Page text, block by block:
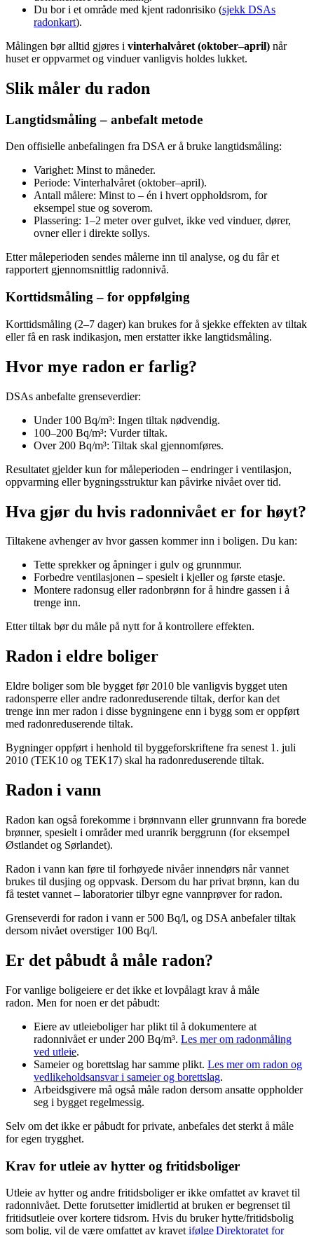
Du bor i et område med kjent radonrisiko (sjekk DSAs
radonkart).
Målingen bør alltid gjøres i vinterhalvåret (oktober–april) når
huset er oppvarmet og vinduer vanligvis holdes lukket.
Slik måler du radon
Langtidsmåling – anbefalt metode
Den offisielle anbefalingen fra DSA er å bruke langtidsmåling:
Varighet: Minst to måneder.
Periode: Vinterhalvåret (oktober–april).
Antall målere: Minst to – én i hvert oppholdsrom, for
eksempel stue og soverom.
Plassering: 1–2 meter over gulvet, ikke ved vinduer, dører,
ovner eller i direkte sollys.
Etter måleperioden sendes målerne inn til analyse, og du får et
rapportert gjennomsnittlig radonnivå.
Korttidsmåling – for oppfølging
Korttidsmåling (2–7 dager) kan brukes for å sjekke effekten av tiltak
eller få en rask indikasjon, men erstatter ikke langtidsmåling.
Hvor mye radon er farlig?
DSAs anbefalte grenseverdier:
Under 100 Bq/m³: Ingen tiltak nødvendig.
100–200 Bq/m³: Vurder tiltak.
Over 200 Bq/m³: Tiltak skal gjennomføres.
Resultatet gjelder kun for måleperioden – endringer i ventilasjon,
oppvarming eller bygningsstruktur kan påvirke nivået over tid.
Hva gjør du hvis radonnivået er for høyt?
Tiltakene avhenger av hvor gassen kommer inn i boligen. Du kan:
Tette sprekker og åpninger i gulv og grunnmur.
Forbedre ventilasjonen – spesielt i kjeller og første etasje.
Montere radonsug eller radonbrønn for å hindre gassen i å
trenge inn.
Etter tiltak bør du måle på nytt for å kontrollere effekten.
Radon i eldre boliger
Eldre boliger som ble bygget før 2010 ble vanligvis bygget uten
radonsperre eller andre radonreduserende tiltak, derfor kan det
trenge inn mer radon i disse bygningene enn i bygg som er oppført
med radonreduserende tiltak.
Bygninger oppført i henhold til byggeforskriftene fra senest 1. juli
2010 (TEK10 og TEK17) skal ha radonreduserende tiltak.
Radon i vann
Radon kan også forekomme i brønnvann eller grunnvann fra borede
brønner, spesielt i områder med uranrik berggrunn (for eksempel
Østlandet og Sørlandet).
Radon i vann kan føre til forhøyede nivåer innendørs når vannet
brukes til dusjing og oppvask. Dersom du har privat brønn, kan du
få testet vannet – laboratorier tilbyr egne vannprøver for radon.
Grenseverdi for radon i vann er 500 Bq/l, og DSA anbefaler tiltak
dersom nivået overstiger 100 Bq/l.
Er det påbudt å måle radon?
For vanlige boligeiere er det ikke et lovpålagt krav å måle
radon. Men for noen er det påbudt:
Eiere av utleieboliger har plikt til å dokumentere at
radonnivået er under 200 Bq/m³. Les mer om radonmåling
ved utleie.
Sameier og borettslag har samme plikt. Les mer om radon og
vedlikeholdsansvar i sameier og borettslag.
Arbeidsgivere må også måle radon dersom ansatte oppholder
seg i bygget regelmessig.
Selv om det ikke er påbudt for private, anbefales det sterkt å måle
for egen trygghet.
Krav for utleie av hytter og fritidsboliger
Utleie av hytter og andre fritidsboliger er ikke omfattet av kravet til
radonnivået. Dette forutsetter imidlertid at bruken er begrenset til
fritidsutleie over kortere tidsrom. Hvis du bruker hytte/fritidsbolig
som bolig, vil de være omfattet av kravet ifølge Direktoratet for